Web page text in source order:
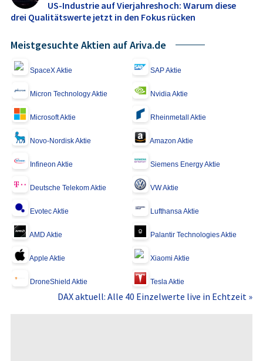
US-Industrie auf Vierjahreshoch: Warum diese
drei Qualitätswerte jetzt in den Fokus rücken
Meistgesuchte Aktien auf Ariva.de
SpaceX Aktie SAP Aktie
Micron Technology Aktie Nvidia Aktie
Microsoft Aktie Rheinmetall Aktie
Novo-Nordisk Aktie Amazon Aktie
Infineon Aktie Siemens Energy Aktie
Deutsche Telekom Aktie VW Aktie
Evotec Aktie Lufthansa Aktie
AMD Aktie Palantir Technologies Aktie
Apple Aktie Xiaomi Aktie
DroneShield Aktie Tesla Aktie
DAX aktuell: Alle 40 Einzelwerte live in Echtzeit »